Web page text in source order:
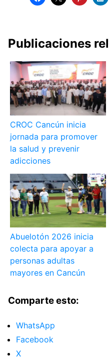
Publicaciones
CROC Cancún inicia
jornada para promover
la salud y prevenir
adicciones
Abuelotón 2026 inicia
colecta para apoyar a
personas adultas
mayores en Cancún
Comparte esto:
WhatsApp
Facebook
X